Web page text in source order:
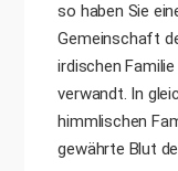
so haben Sie
Gemeinschaft
irdischen
verwandt. In
himmlischen
gewährte Blut